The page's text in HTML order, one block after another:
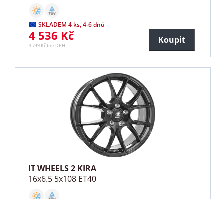
SKLADEM 4 ks, 4-6 dnů
4 536 Kč
3 749 Kč bez DPH
Koupit
IT WHEELS 2 KIRA
16x6.5 5x108 ET40